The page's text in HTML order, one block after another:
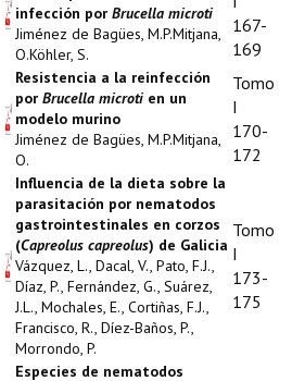
infección por Brucella microti
Jiménez de Bagües, M.P.Mitjana,
O.Köhler, S.
167-
169
Resistencia a la reinfección
por Brucella microtien un
modelo murino
Jiménez de Bagües, M.P.Mitjana,
O.
Tomo
I
170-
172
Influencia de la dieta sobre la
parasitación por nematodos
gastrointestinales en corzos
(Capreolus capreolus) de Galicia
Vázquez, L., Dacal, V., Pato, F.J.,
Díaz, P., Fernández, G., Suárez,
J.L., Mochales, E., Cortiñas, F.J.,
Francisco, R., Díez-Baños, P.,
Morrondo, P.
Tomo
I
173-
175
Especies de nematodos